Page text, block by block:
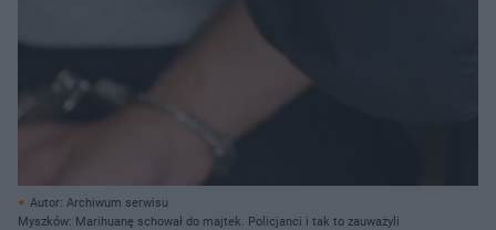
Autor: Archiwum serwisu
Myszków: Marihuanę schował do majtek. Policjanci i tak to zauważyli